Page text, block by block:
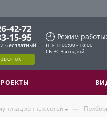
42-72
15-95
бесплатный
ЗВОНОК
Режим работы:
ПН-ПТ 09:00 - 18:00
СБ-ВС Выходной
сетей —